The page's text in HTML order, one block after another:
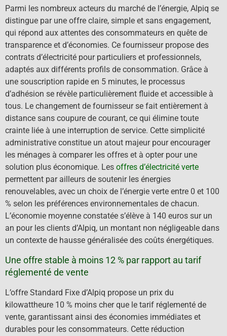
Parmi les nombreux acteurs du marché de l’énergie, Alpiq se
distingue par une offre claire, simple et sans engagement,
qui répond aux attentes des consommateurs en quête de
transparence et d’économies. Ce fournisseur propose des
contrats d’électricité pour particuliers et professionnels,
adaptés aux différents profils de consommation. Grâce à
une souscription rapide en 5 minutes, le processus
d’adhésion se révèle particulièrement fluide et accessible à
tous. Le changement de fournisseur se fait entièrement à
distance sans coupure de courant, ce qui élimine toute
crainte liée à une interruption de service. Cette simplicité
administrative constitue un atout majeur pour encourager
les ménages à comparer les offres et à opter pour une
solution plus économique. Les offres d’électricité verte
permettent par ailleurs de soutenir les énergies
renouvelables, avec un choix de l’énergie verte entre 0 et 100
% selon les préférences environnementales de chacun.
L’économie moyenne constatée s’élève à 140 euros sur un
an pour les clients d’Alpiq, un montant non négligeable dans
un contexte de hausse généralisée des coûts énergétiques.
Une offre stable à moins 12 % par rapport au tarif
réglementé de vente
L’offre Standard Fixe d’Alpiq propose un prix du
kilowattheure 10 % moins cher que le tarif réglementé de
vente, garantissant ainsi des économies immédiates et
durables pour les consommateurs. Cette réduction